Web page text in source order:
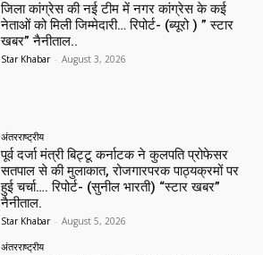
जिला कांग्रेस की नई टीम में नगर कांग्रेस के कई
नेताओं को मिली जिम्मेदारी… रिपोर्ट- (ब्यूरो ) ” स्टार
खबर” नैनीताल..
Star Khabar - August 3, 2026
अंतरराष्ट्रीय
पूर्व दर्जा मंत्री बिट्टू कर्नाटक ने कुलपति प्रोफेसर
सतपाल से की मुलाकात, रोजगारपरक पाठ्यक्रमों पर
हुई चर्चा…. रिपोर्ट- (सुनील भारती) “स्टार खबर”
नैनीताल.
Star Khabar - August 5, 2026
अंतरराष्ट्रीय